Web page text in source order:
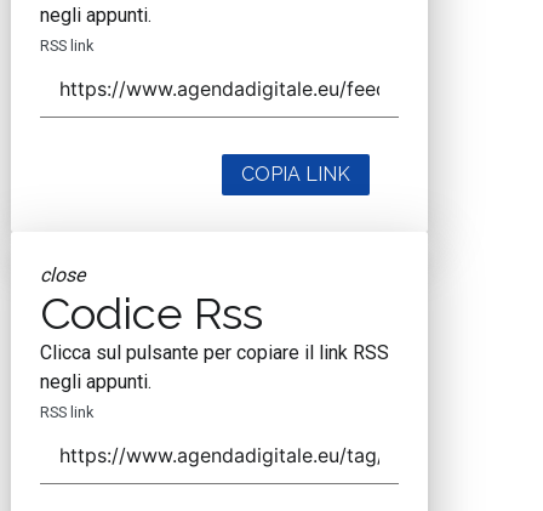
negli appunti.
RSS link
COPIA LINK
close
Codice Rss
Clicca sul pulsante per copiare il link RSS
negli appunti.
RSS link